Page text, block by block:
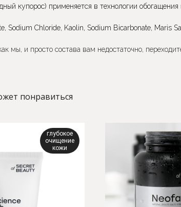
купорос) применяется в технологии
Sodium Chloride, Kaolin, Sodium Bicarbonate, Maris
мы, и просто состава вам недостаточно,
понравиться
глубокое
очищение
кожи